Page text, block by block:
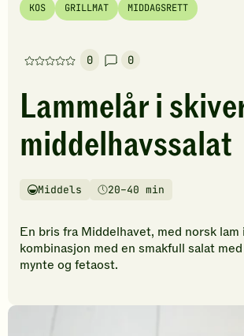
KOS GRILLMAT MIDDAGSRETT
0
Denne
har
foreløpig
ingen
vurderinger.
den
til
å
vurdere
denne
0
Lammelår i
middelhavssalat
Vanskelighetsgrad
Middels
Tilberedningstid20–40 min
En bris fra Middelhavet, med norsk lam
kombinasjon med en smakfull salat
mynte og fetaost.